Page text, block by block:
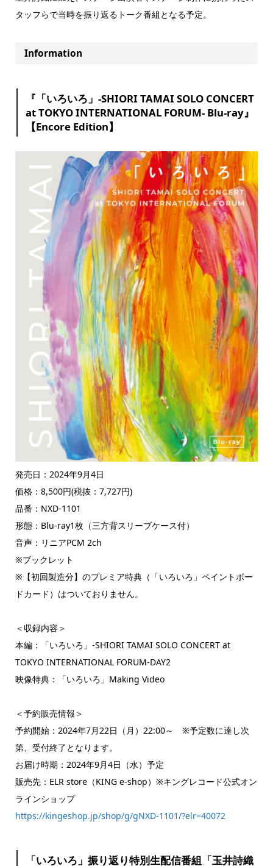
タッフらで当時を振り返るトーク番組となる予定。
Information
『「いろいろ」-SHIORI TAMAI SOLO CONCERT
at TOKYO INTERNATIONAL FORUM- Blu-ray』
【Encore Edition】
発売日：2024年9月4日
価格：8,500円(税抜：7,727円)
品番：NXD-1101
形態：Blu-ray1枚（三方背スリーブケース付）
音声：リニアPCM 2ch
※ブックレット
※【初回製造分】のプレミア特典（「いろいろ」ペイントボー
ドカード）はついておりません。
＜収録内容＞
本編：「いろいろ」-SHIORI TAMAI SOLO CONCERT at
TOKYO INTERNATIONAL FORUM-DAY2
映像特典：「いろいろ」Making Video
＜予約販売情報＞
予約開始：2024年7月22日（月）22:00～ ※予定数に達し次
第、受付終了となります。
お届け時期：2024年9月4日（水）予定
販売先：ELR store（KING e-shop）※キングレコード公式オン
ラインショップ
https://kingeshop.jp/shop/g/gNXD-1101/?elr=40072
「いろいろ」振り返り特別生配信番組「玉井詩織